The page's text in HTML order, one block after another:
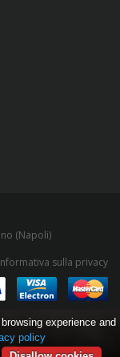
(Napoli)
sulla privacy
experience and
policy